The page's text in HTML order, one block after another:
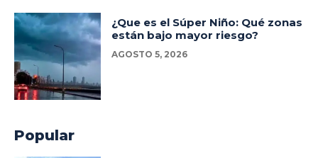
¿Que es el Súper Niño: Qué zonas
están bajo mayor riesgo?
AGOSTO 5, 2026
Popular